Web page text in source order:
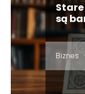
Stare
są
Biznes